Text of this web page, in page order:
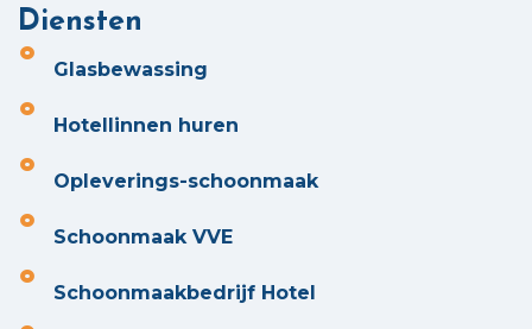
Diensten
Glasbewassing
Hotellinnen huren
Opleverings-schoonmaak
Schoonmaak VVE
Schoonmaakbedrijf Hotel